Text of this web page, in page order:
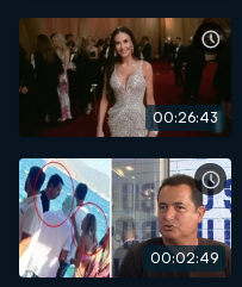
00:26:43
00:02:49